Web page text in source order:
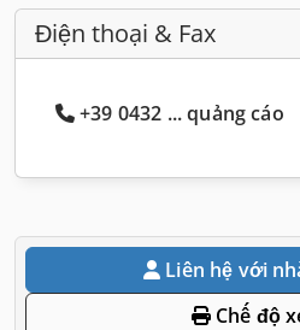
Điện thoại & Fax
+39 0432 ... quảng cáo
Liên hệ với
Chế độ